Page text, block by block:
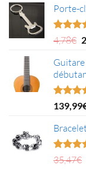
Porte-
Note
sur 5
4,78€
Note
sur 5
139,99
Note
sur 5
35,47€